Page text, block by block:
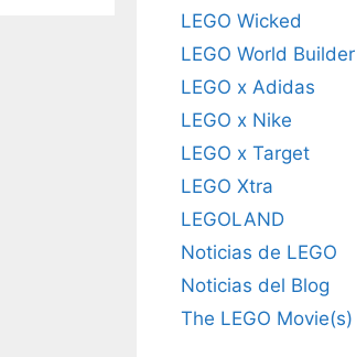
LEGO Wicked
LEGO World Builder
LEGO x Adidas
LEGO x Nike
LEGO x Target
LEGO Xtra
LEGOLAND
Noticias de LEGO
Noticias del Blog
The LEGO Movie(s)